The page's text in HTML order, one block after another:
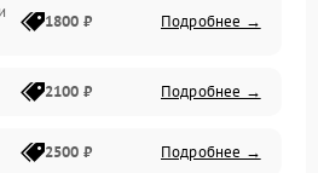
и паром
1800 ₽ Подробнее →
2100 ₽ Подробнее →
2500 ₽ Подробнее →